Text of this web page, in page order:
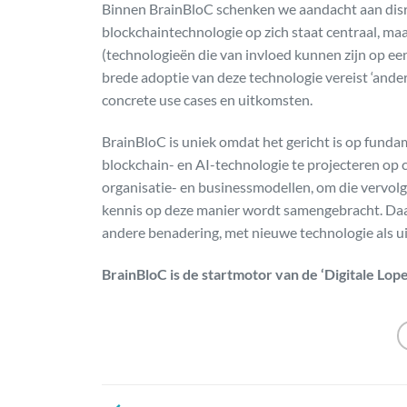
Binnen BrainBloC schenken we aandacht aan
blockchaintechnologie op zich staat centraal,
(technologieën die van invloed kunnen zijn op
brede adoptie van deze technologie vereist
concrete use cases en uitkomsten.
BrainBloC is uniek omdat het gericht is op
blockchain- en AI-technologie te projecteren op
organisatie- en businessmodellen, om die
kennis op deze manier wordt samengebracht.
andere benadering, met nieuwe technologie als
BrainBloC is de startmotor van de ‘Digitale